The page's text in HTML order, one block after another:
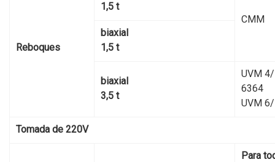
Reboques
1,5 t
CMM
biaxial
1,5 t
biaxial
3,5 t
UVM
6364
UVM
Tomada de 220V
Para